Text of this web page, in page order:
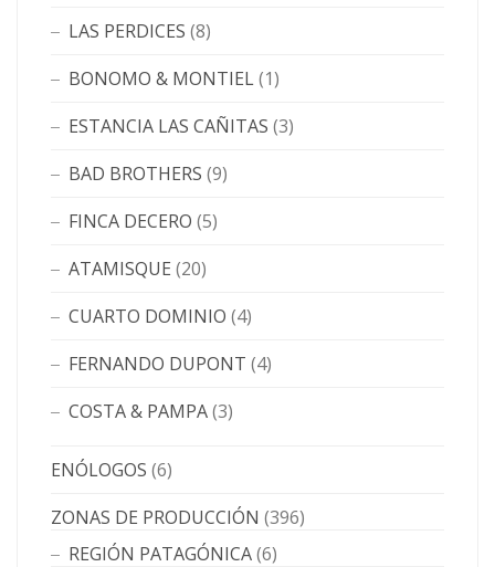
LAS PERDICES (8)
BONOMO & MONTIEL(1)
ESTANCIA LAS CAÑITAS (3)
BAD BROTHERS (9)
FINCA DECERO (5)
ATAMISQUE (20)
CUARTO DOMINIO (4)
FERNANDO DUPONT (4)
COSTA & PAMPA(3)
ENÓLOGOS (6)
ZONAS DE PRODUCCIÓN (396)
REGIÓN PATAGÓNICA(6)